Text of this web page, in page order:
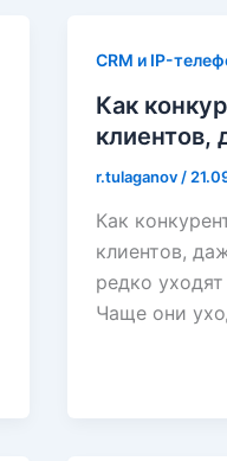
CRM и IP-
Как
клиентов,
r.tulaganov /
Как
клиентов,
редко
Чаще они